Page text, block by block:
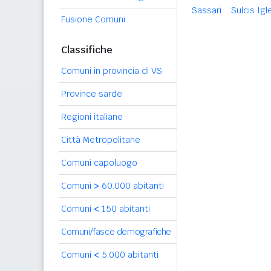
Fusione Comuni
Classifiche
Comuni in provincia di VS
Province sarde
Regioni italiane
Città Metropolitane
Comuni capoluogo
Comuni > 60.000 abitanti
Comuni < 150 abitanti
Comuni/fasce demografiche
Comuni < 5.000 abitanti
Sassari
Sulcis